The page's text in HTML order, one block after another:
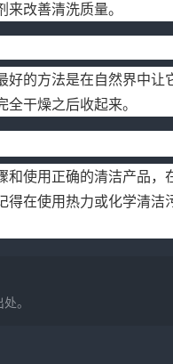
改善清洗质量。
的方法是在自然界中让
干燥之后收起来。
和使用正确的清洁产品，
得在使用热力或化学清洁
。